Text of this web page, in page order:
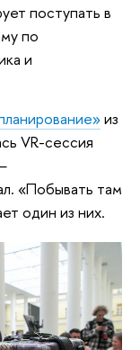
поступать в
по
и
из
VR-сессия
«Побывать там
один из них.